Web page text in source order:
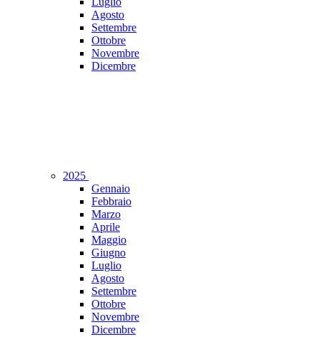
Agosto
Settembre
Ottobre
Novembre
Dicembre
2025
Gennaio
Febbraio
Marzo
Aprile
Maggio
Giugno
Luglio
Agosto
Settembre
Ottobre
Novembre
Dicembre